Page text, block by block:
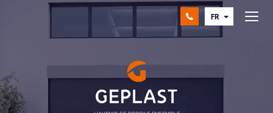
FR